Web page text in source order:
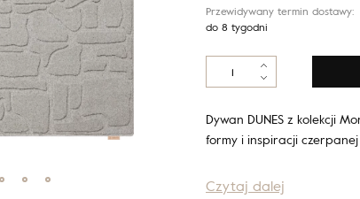
Przewidywany termin dostawy:
do 8 tygodni
ilość
Morphic
szary
Dywan DUNES z kolekcji
formy i inspiracji
Czytaj dalej